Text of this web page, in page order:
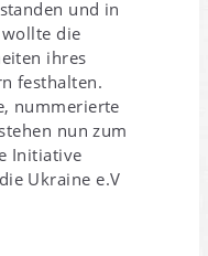
und in
die
ihres
festhalten.
nummerierte
nun zum
Initiative
Ukraine e.V